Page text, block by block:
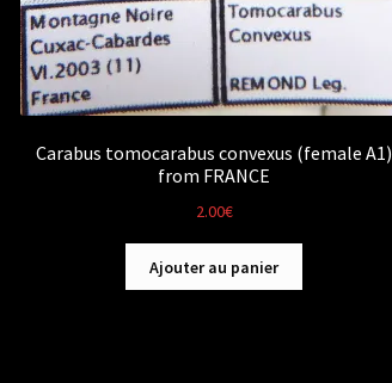
Carabus tomocarabus convexus (female A1)
from FRANCE
2.00€
Ajouter au panier